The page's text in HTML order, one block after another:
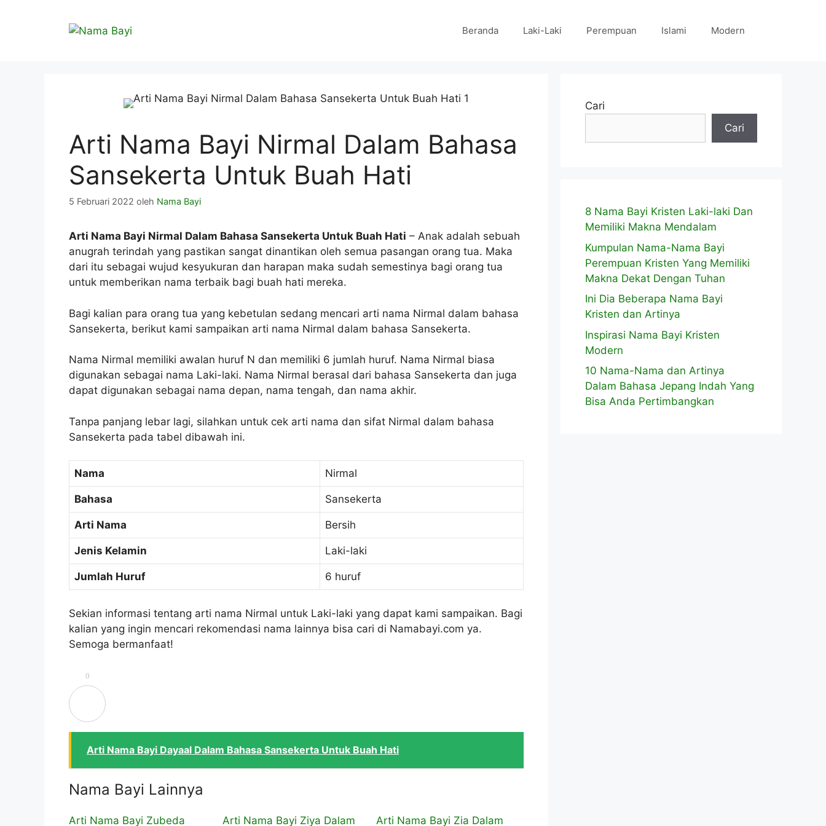
Beranda Laki-Laki Perempuan Islami Modern
Arti Nama Bayi Nirmal Dalam Bahasa
Sansekerta Untuk Buah Hati
5 Februari 2022 oleh Nama Bayi
Arti Nama Bayi Nirmal Dalam Bahasa Sansekerta Untuk Buah Hati – Anak adalah sebuah
anugrah terindah yang pastikan sangat dinantikan oleh semua pasangan orang tua. Maka
dari itu sebagai wujud kesyukuran dan harapan maka sudah semestinya bagi orang tua
untuk memberikan nama terbaik bagi buah hati mereka.
Bagi kalian para orang tua yang kebetulan sedang mencari arti nama Nirmal dalam bahasa
Sansekerta, berikut kami sampaikan arti nama Nirmal dalam bahasa Sansekerta.
Nama Nirmal memiliki awalan huruf N dan memiliki 6 jumlah huruf. Nama Nirmal biasa
digunakan sebagai nama Laki-laki. Nama Nirmal berasal dari bahasa Sansekerta dan juga
dapat digunakan sebagai nama depan, nama tengah, dan nama akhir.
Tanpa panjang lebar lagi, silahkan untuk cek arti nama dan sifat Nirmal dalam bahasa
Sansekerta pada tabel dibawah ini.
Nama Nirmal
Bahasa Sansekerta
Arti Nama Bersih
Jenis Kelamin Laki-laki
Jumlah Huruf 6 huruf
Sekian informasi tentang arti nama Nirmal untuk Laki-laki yang dapat kami sampaikan. Bagi
kalian yang ingin mencari rekomendasi nama lainnya bisa cari di Namabayi.com ya.
Semoga bermanfaat!
0
Arti Nama Bayi Dayaal Dalam Bahasa Sansekerta Untuk Buah Hati
Nama Bayi Lainnya
Arti Nama Bayi Zubeda Arti Nama Bayi Ziya Dalam Arti Nama Bayi Zia Dalam
Cari
Cari
8 Nama Bayi Kristen Laki-laki Dan
Memiliki Makna Mendalam
Kumpulan Nama-Nama Bayi
Perempuan Kristen Yang Memiliki
Makna Dekat Dengan Tuhan
Ini Dia Beberapa Nama Bayi
Kristen dan Artinya
Inspirasi Nama Bayi Kristen
Modern
10 Nama-Nama dan Artinya
Dalam Bahasa Jepang Indah Yang
Bisa Anda Pertimbangkan